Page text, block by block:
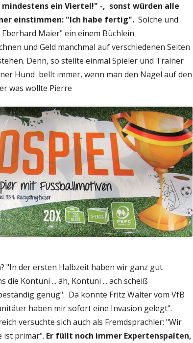
ein Viertel!" -, sonst würden alle
einstimmen: "Ich habe fertig". Solche und
Maier" ein einem Büchlein
und Geld manchmal auf verschiedenen Seiten
Denn, so stellte einmal Spieler und Trainer
Hund bellt immer, wenn man den Nagel auf den
was wollte Pierre
"In der ersten Halbzeit haben wir ganz gut
Kontuni ... äh, Kontuni ... ach scheiß
genug". Da konnte Fritz Walter vom VfB
haben mir sofort eine Invasion gelegt".
versuchte sich auch als Fremdsprachler: "Wir
ist primär". Er füllt noch immer Expertenspalten,